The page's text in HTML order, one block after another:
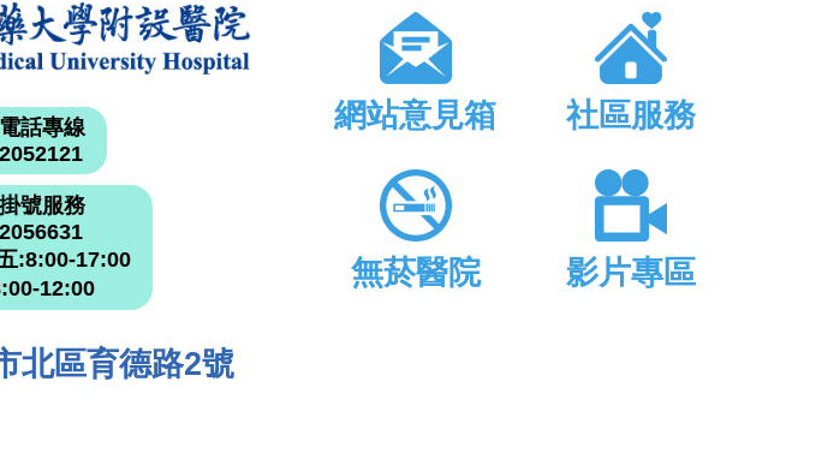
話專線
號服務
:8:00-17:00
12:00
北區育德路2號
網站意見箱 社區服務
無菸醫院 影片專區